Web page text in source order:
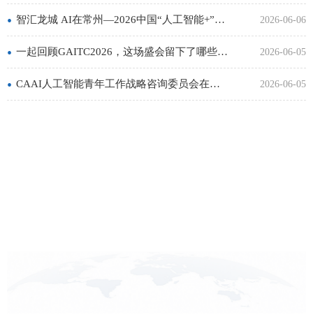
• 智汇龙城 AI在常州—2026中国“人工智能+”创新创业挑战赛初赛在京举行 2026-06-06
• 一起回顾GAITC2026，这场盛会留下了哪些影响未来的科创火花 2026-06-05
• CAAI人工智能青年工作战略咨询委员会在京成立 2026-06-05